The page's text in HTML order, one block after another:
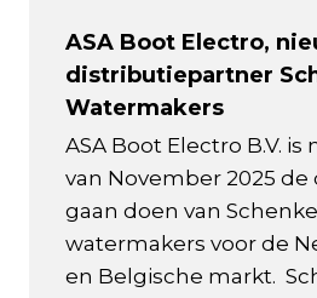
ASA Boot Electro,
distributiepartner
Watermakers
ASA Boot Electro B.V.
van November 2025
gaan doen van
watermakers voor de
en Belgische markt.